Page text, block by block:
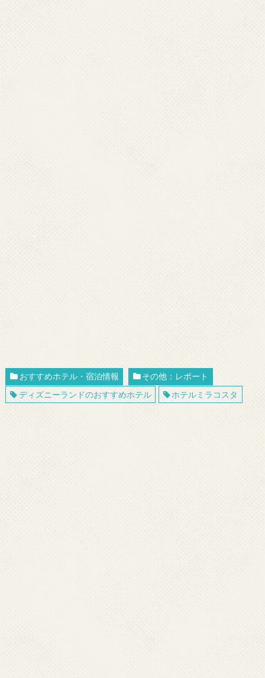
おすすめホテル・宿泊情報
その他：レポート
ディズニーランドのおすすめホテル
ホテルミラコスタ